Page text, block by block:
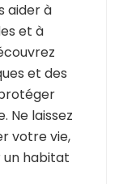
aider à
et à
et des
Ne laissez
votre vie,
un habitat